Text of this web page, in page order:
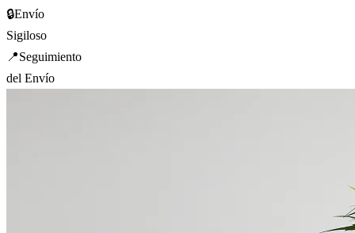
🔒Envío
Sigiloso
📍Seguimiento
del Envío